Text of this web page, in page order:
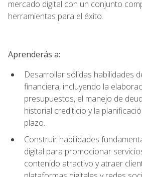
mercado digital con un conjunto
herramientas para el éxito.
Aprenderás a:
Desarrollar sólidas habilidades
financiera, incluyendo la
presupuestos, el manejo de
historial crediticio y la
plazo.
Construir habilidades
digital para promocionar
contenido atractivo y atraer